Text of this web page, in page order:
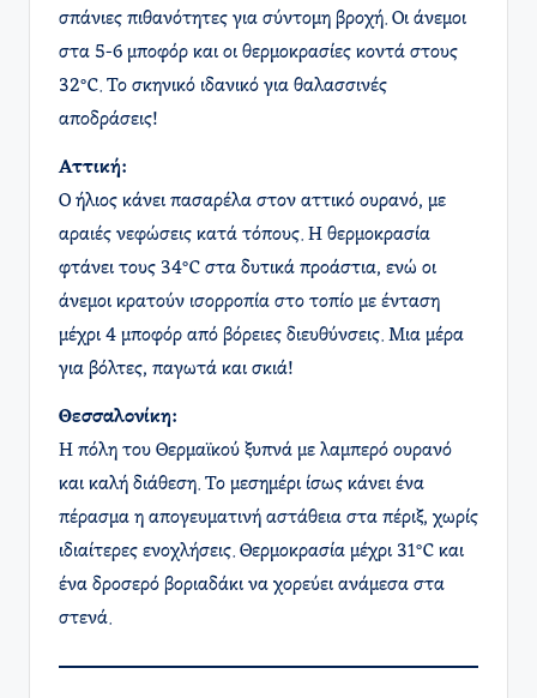
σπάνιες πιθανότητες για σύντομη βροχή. Οι άνεμοι
στα 5-6 μποφόρ και οι θερμοκρασίες κοντά στους
32°C. Το σκηνικό ιδανικό για θαλασσινές
αποδράσεις!
Αττική:
Ο ήλιος κάνει πασαρέλα στον αττικό ουρανό, με
αραιές νεφώσεις κατά τόπους. Η θερμοκρασία
φτάνει τους 34°C στα δυτικά προάστια, ενώ οι
άνεμοι κρατούν ισορροπία στο τοπίο με ένταση
μέχρι 4 μποφόρ από βόρειες διευθύνσεις. Μια μέρα
για βόλτες, παγωτά και σκιά!
Θεσσαλονίκη:
Η πόλη του Θερμαϊκού ξυπνά με λαμπερό ουρανό
και καλή διάθεση. Το μεσημέρι ίσως κάνει ένα
πέρασμα η απογευματινή αστάθεια στα πέριξ, χωρίς
ιδιαίτερες ενοχλήσεις. Θερμοκρασία μέχρι 31°C και
ένα δροσερό βοριαδάκι να χορεύει ανάμεσα στα
στενά.